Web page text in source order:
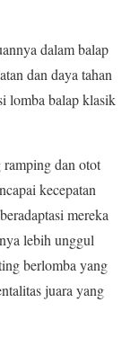
dalam balap
dan daya tahan
lomba balap klasik
dan otot
kecepatan
mereka
lebih unggul
berlomba yang
juara yang